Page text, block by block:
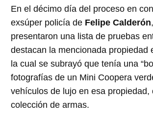
En el décimo día del proceso en
exsúper policía de Felipe Calderón
presentaron una lista de pruebas
destacan la mencionada propiedad
la cual se subrayó que tenía una
fotografías de un Mini Coopera
vehículos de lujo en esa propiedad,
colección de armas.